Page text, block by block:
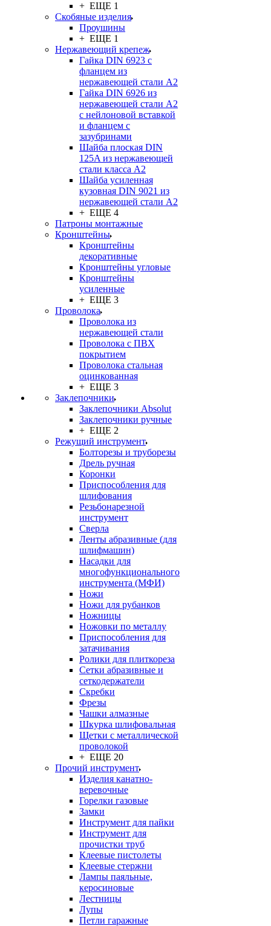
+ ЕЩЕ 1
Скобяные изделия
Проушины
+ ЕЩЕ 1
Нержавеющий крепеж
Гайка DIN 6923 с
фланцем из
нержавеющей стали А2
Гайка DIN 6926 из
нержавеющей стали А2
с нейлоновой вставкой
и фланцем с
зазубринами
Шайба плоская DIN
125A из нержавеющей
стали класса A2
Шайба усиленная
кузовная DIN 9021 из
нержавеющей стали А2
+ ЕЩЕ 4
Патроны монтажные
Кронштейны
Кронштейны
декоративные
Кронштейны угловые
Кронштейны
усиленные
+ ЕЩЕ 3
Проволока
Проволока из
нержавеющей стали
Проволока с ПВХ
покрытием
Проволока стальная
оцинкованная
+ ЕЩЕ 3
Заклепочники
Заклепочники Absolut
Заклепочники ручные
+ ЕЩЕ 2
Режущий инструмент
Болторезы и труборезы
Дрель ручная
Коронки
Приспособления для
шлифования
Резьбонарезной
инструмент
Сверла
Ленты абразивные (для
шлифмашин)
Насадки для
многофункционального
инструмента (МФИ)
Ножи
Ножи для рубанков
Ножницы
Ножовки по металлу
Приспособления для
затачивания
Ролики для плиткореза
Сетки абразивные и
сеткодержатели
Скребки
Фрезы
Чашки алмазные
Шкурка шлифовальная
Щетки с металлической
проволокой
+ ЕЩЕ 20
Прочий инструмент
Изделия канатно-
веревочные
Горелки газовые
Замки
Инструмент для пайки
Инструмент для
прочистки труб
Клеевые пистолеты
Клеевые стержни
Лампы паяльные,
керосиновые
Лестницы
Лупы
Петли гаражные